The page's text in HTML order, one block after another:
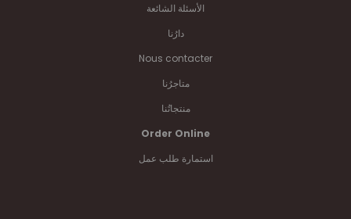
الأسئلة الشائعة
دارُنا
Nous contacter
متاجرُنا
منتجاتُنا
Order Online
استمارة طلب عمل